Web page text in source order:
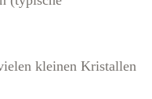
kleinen Kristallen